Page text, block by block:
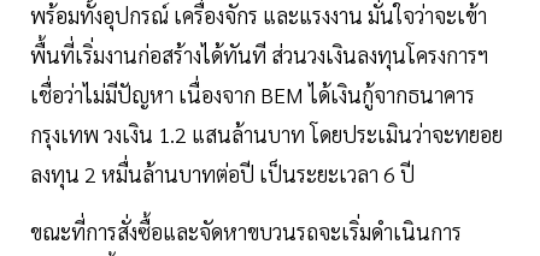
พร้อมทั้งอุปกรณ์ เครื่องจักร และแรงงาน มั่นใจว่าจะเข้า
พื้นที่เริ่มงานก่อสร้างได้ทันที ส่วนวงเงินลงทุนโครงการฯ
เชื่อว่าไม่มีปัญหา เนื่องจาก BEM ได้เงินกู้จากธนาคาร
กรุงเทพ วงเงิน 1.2 แสนล้านบาท โดยประเมินว่าจะทยอย
ลงทุน 2 หมื่นล้านบาทต่อปี เป็นระยะเวลา 6 ปี
ขณะที่การสั่งซื้อและจัดหาขบวนรถจะเริ่มดำเนินการ